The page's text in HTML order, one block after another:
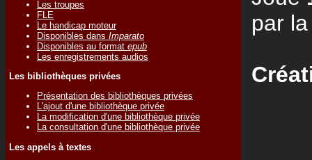
Les troupes
FLE
Le handicap moteur
Disponibles dans Imparato
Disponibles au format epub
Les enregistrements audios
Les bibliothèques privées
Présentation des bibliothèques privées
L'ajout d'une bibliothèque privée
La modification d'une bibliothèque privée
La consultation d'une bibliothèque privée
Les appels à textes
par